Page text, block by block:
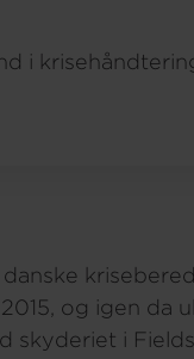
i
og igen da
skyderiet i Fields.